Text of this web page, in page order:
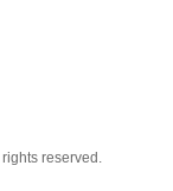
reserved.